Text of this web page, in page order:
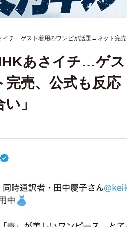
イチ…ゲスト着用のワンピが話題→ネット完
あさイチ…ゲ
完売、公式も反
」